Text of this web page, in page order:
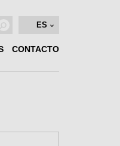
ES
CONTACTO